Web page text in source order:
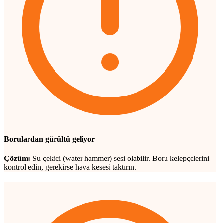
Borulardan gürültü geliyor
Çözüm: Su çekici (water hammer) sesi olabilir. Boru kelepçelerini
kontrol edin, gerekirse hava kesesi taktırın.